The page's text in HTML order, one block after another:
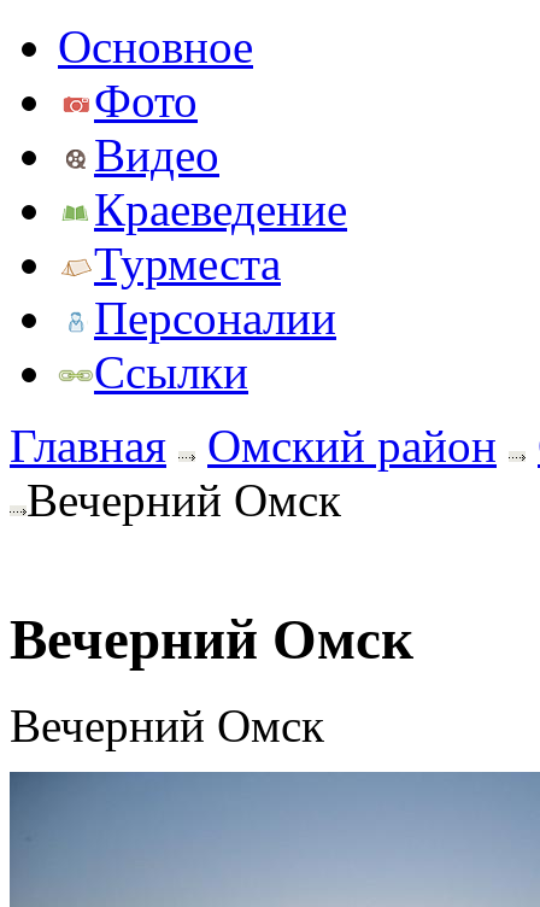
Основное
Фото
Видео
Краеведение
Турместа
Персоналии
Ссылки
Главная
Омский район
Вечерний Омск
Вечерний Омск
Вечерний Омск